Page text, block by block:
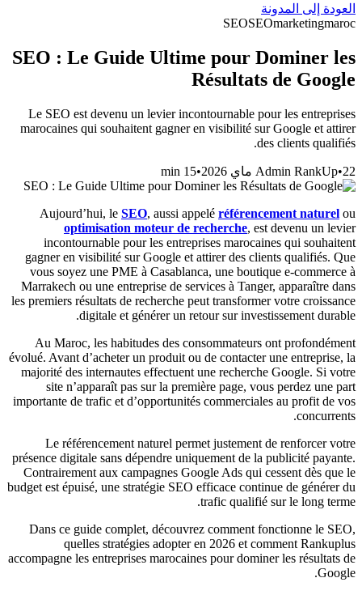
العودة إلى المدونة
SEOSEOmarketingmaroc
SEO : Le Guide Ultime pour Dominer les
Résultats de Google
Le SEO est devenu un levier incontournable pour les entreprises
marocaines qui souhaitent gagner en visibilité sur Google et attirer
des clients qualifiés.
Admin RankUp•22 ماي 2026 •
15
Aujourd’hui, le SEO, aussi appelé référencement naturel ou
optimisation moteur de recherche, est devenu un levier
incontournable pour les entreprises marocaines qui souhaitent
gagner en visibilité sur Google et attirer des clients qualifiés. Que
vous soyez une PME à Casablanca, une boutique e-commerce à
Marrakech ou une entreprise de services à Tanger, apparaître dans
les premiers résultats de recherche peut transformer votre croissance
digitale et générer un retour sur investissement durable.
Au Maroc, les habitudes des consommateurs ont profondément
évolué. Avant d’acheter un produit ou de contacter une entreprise, la
majorité des internautes effectuent une recherche Google. Si votre
site n’apparaît pas sur la première page, vous perdez une part
importante de trafic et d’opportunités commerciales au profit de vos
concurrents.
Le référencement naturel permet justement de renforcer votre
présence digitale sans dépendre uniquement de la publicité payante.
Contrairement aux campagnes Google Ads qui cessent dès que le
budget est épuisé, une stratégie SEO efficace continue de générer du
trafic qualifié sur le long terme.
Dans ce guide complet, découvrez comment fonctionne le SEO,
quelles stratégies adopter en 2026 et comment Rankuplus
accompagne les entreprises marocaines pour dominer les résultats de
Google.